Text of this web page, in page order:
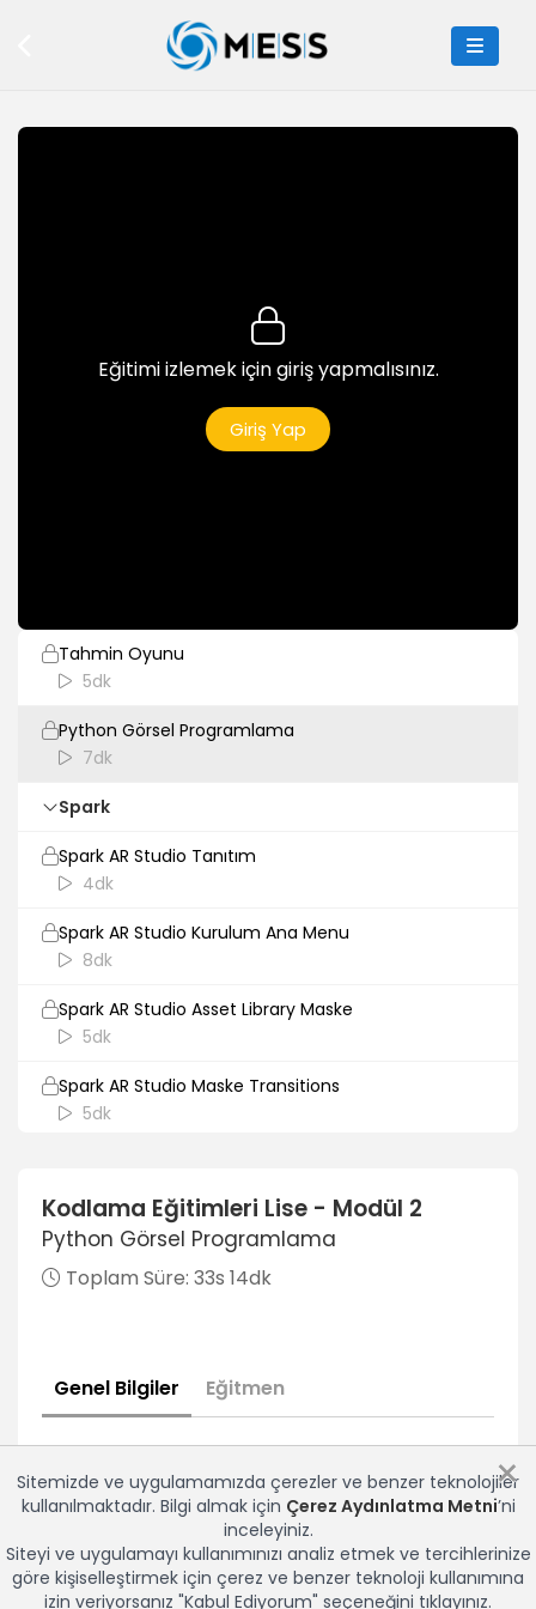
Eğitimi izlemek için giriş yapmalısınız.
Giriş Yap
Python Programlamaya Giriş
Telefon Defteri Uygulaması
8dk
Python Tkinter Kullanımı
Tahmin Oyunu
5dk
Python Görsel Programlama
7dk
Spark
Spark AR Studio Tanıtım
4dk
Spark AR Studio Kurulum Ana Menu
8dk
Spark AR Studio Asset Library Maske
5dk
Spark AR Studio Maske Transitions
5dk
Spark AR Studio Facemesh
5dk
Spark AR Studio Şapka Publish
6dk
Spark AR Studio Publish Ayarlar
5dk
Spark AR Studio Publish Test
6dk
Kodlama Eğitimleri Lise - Modül 2
Python Görsel Programlama
Toplam Süre: 33s 14dk
Genel Bilgiler Eğitmen
×
Sitemizde ve uygulamamızda çerezler ve benzer teknolojiler
kullanılmaktadır. Bilgi almak için Çerez Aydınlatma Metni’ni
inceleyiniz.
Siteyi ve uygulamayı kullanımınızı analiz etmek ve tercihlerinize
göre kişiselleştirmek için çerez ve benzer teknoloji kullanımına
izin veriyorsanız "Kabul Ediyorum" seçeneğini tıklayınız.